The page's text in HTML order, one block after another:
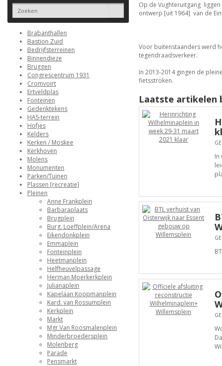
Brabanthallen
Bastion Zuid
Bedrijfsterreinen
Binnendieze
Bruggen
Congrescentrum 1931
Cromvoirt
Ertveldplas
Fonteinen
Gedenktekens
HAS-terrein
Hofjes
Kelders
Kerken / Moskee
Kerkhoven
Molens
Monumenten
Parken/Tuinen
Plassen [recreatie]
Pleinen
Anne Frankplein
Barbaraplaats
Brugplein
Burg. Loeffplein/Arena
Eikendonkplein
Emmaplein
Fonteinplein
Heetmanplein
Helfheuvelpassage
Herman Moerkerkplein
Julianaplein
Kapelaan Koopmanplein
Kard. van Rossumplein
Kerkplein
Markt
Mgr.Van Roosmalenplein
Minderbroedersplein
Molenberg
Parade
Pensmarkt
Op de Vughteruitgang
ontwerp [uit 1964] van de
Voor buitenstaanders werd
tegendraadsverkeer.
In 2013-2014 gingen de
fietsstroken.
Laatste artikelen
In